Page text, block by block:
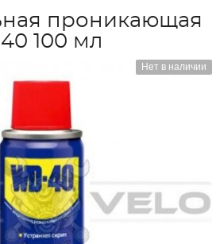
проникающая
100 мл
Нет в наличии